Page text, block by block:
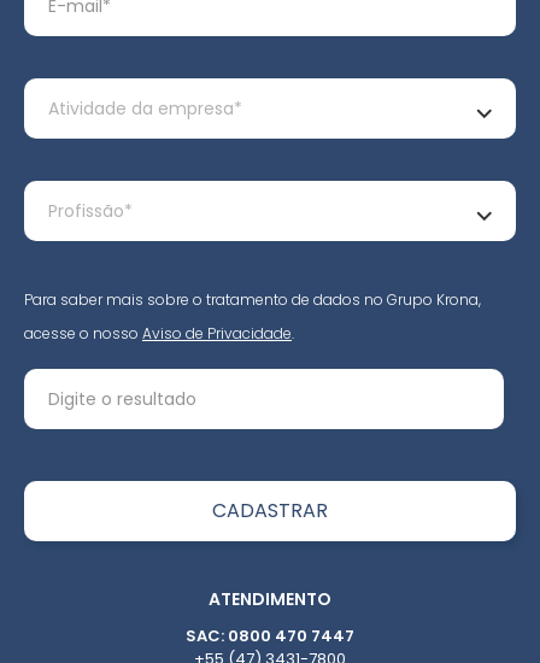
Para saber mais sobre o tratamento de dados no Grupo Krona,
acesse o nosso Aviso de Privacidade.
ATENDIMENTO
SAC: 0800 470 7447